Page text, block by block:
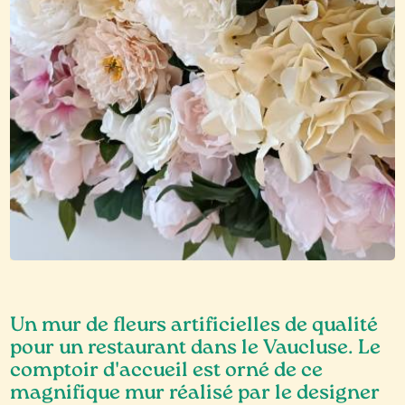
Un mur de fleurs artificielles de qualité
pour un restaurant dans le Vaucluse. Le
comptoir d'accueil est orné de ce
magnifique mur réalisé par le designer